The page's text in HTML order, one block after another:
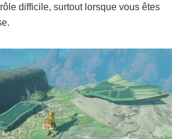
difficile, surtout lorsque vous êtes